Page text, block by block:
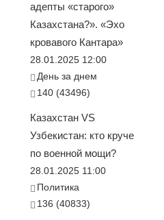
адепты «старого»
Казахстана?». «Эхо
кровавого Кантара»
28.01.2025 12:00
День за днем
140 (43496)
Казахстан VS
Узбекистан: кто круче
по военной мощи?
28.01.2025 11:00
Политика
136 (40833)